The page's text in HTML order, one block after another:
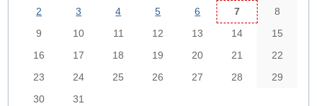
2
3 4 5 6 7
8
9
10 11 12 13 14
15
16
17 18 19 20 21
22
23
24 25 26 27 28
29
30
31